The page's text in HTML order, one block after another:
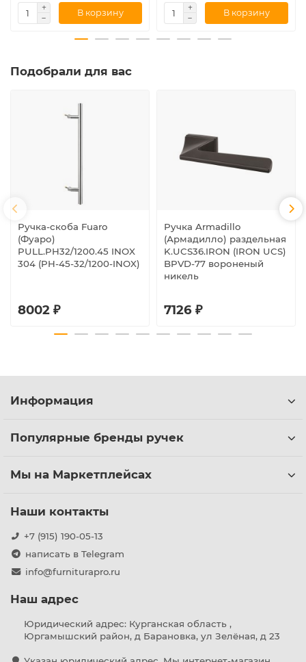
В корзину В корзину
Подобрали для вас
Ручка-скоба Fuaro
(Фуаро)
PULL.PH32/1200.45 INOX
304 (PH-45-32/1200-INOX)
8002 ₽
Ручка Armadillo
(Армадилло) раздельная
K.UCS36.IRON (IRON UCS)
BPVD-77 вороненый
никель
7126 ₽
Информация
Популярные бренды ручек
Мы на Маркетплейсах
Наши контакты
+7 (915) 190-05-13
написать в Telegram
info@furniturapro.ru
Наш адрес
Юридический адрес: Курганская область ,
Юргамышский район, д Барановка, ул Зелёная, д 23